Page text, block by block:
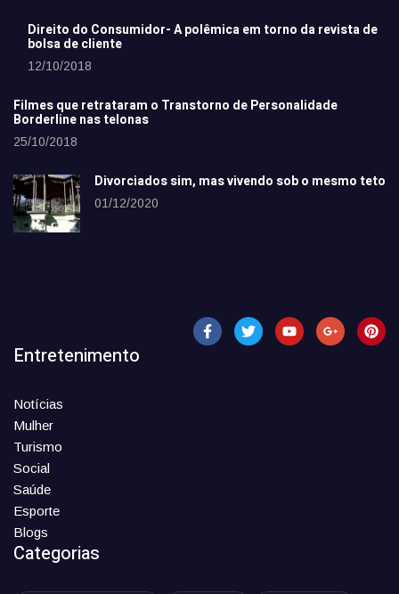
Direito do Consumidor- A polêmica em torno da revista de
bolsa de cliente
12/10/2018
Filmes que retrataram o Transtorno de Personalidade
Borderline nas telonas
25/10/2018
Divorciados sim, mas vivendo sob o mesmo teto
01/12/2020
Entretenimento
Notícias
Mulher
Turismo
Social
Saúde
Esporte
Blogs
Categorias